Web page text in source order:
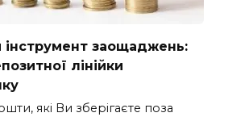
інструмент заощаджень:
лінійки
які Ви зберігаєте поза